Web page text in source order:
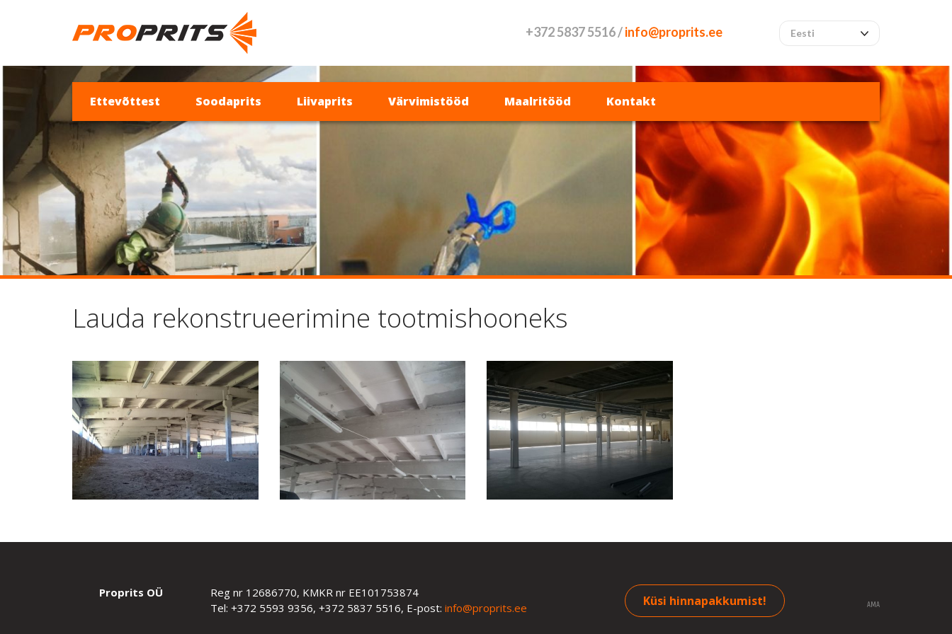
+372 5837 5516 /info@proprits.ee Eesti
Ettevõttest Soodaprits Liivaprits Värvimistööd Maalritööd Kontakt
Lauda rekonstrueerimine tootmishooneks
Proprits OÜ
Reg nr 12686770, KMKR nr EE101753874
Tel: +372 5593 9356, +372 5837 5516, E-post: info@proprits.ee Küsi hinnapakkumist! AMA